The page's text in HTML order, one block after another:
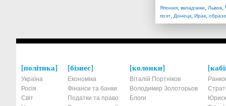
Япония, вкладчики, Львов,
поэт, Донецк, Ирак,
політика
Україна
Росія
Світ
бізнес
Економіка
Фінанси та банки
Податки та право
колонки
Віталій Портніков
Володимир Золоторьов
Блоги